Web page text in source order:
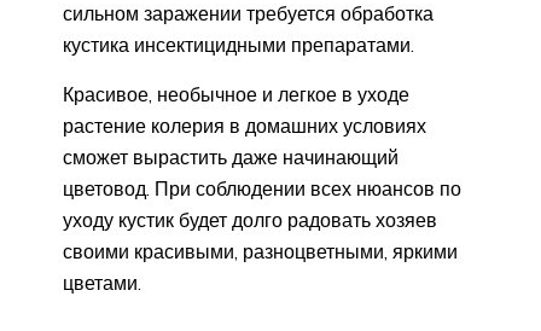
сильном заражении требуется обработка
кустика инсектицидными препаратами.
Красивое, необычное и легкое в уходе
растение колерия в домашних условиях
сможет вырастить даже начинающий
цветовод. При соблюдении всех нюансов по
уходу кустик будет долго радовать хозяев
своими красивыми, разноцветными, яркими
цветами.